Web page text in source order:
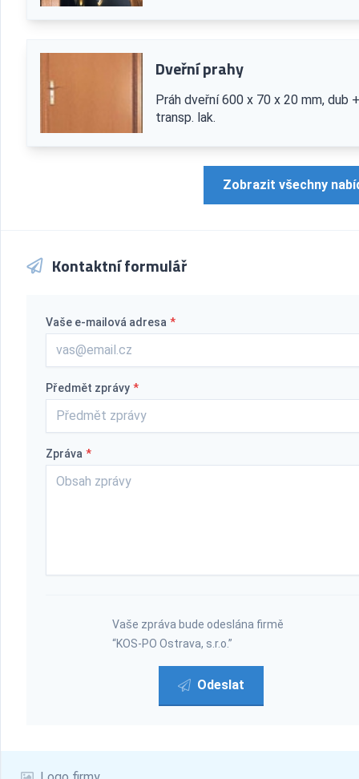
Dveřní prahy
Práh dveřní 600 x 70 x 20 mm, dub +
transp. lak.
Zobrazit všechny
Kontaktní formulář
Vaše e-mailová adresa *
Předmět zprávy *
Zpráva *
Vaše zpráva bude odeslána firmě
“KOS-PO Ostrava, s.r.o.”
Odeslat